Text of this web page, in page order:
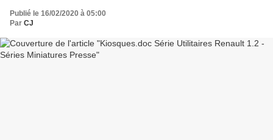
Publié le 16/02/2020 à 05:00
Par CJ